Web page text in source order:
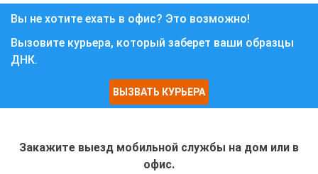
Вы не хотите ехать в офис? Это возможно!
Вызовите курьера, который заберет ваши образцы
ДНК.
ВЫЗВАТЬ КУРЬЕРА
Закажите выезд мобильной службы на дом или в
офис.